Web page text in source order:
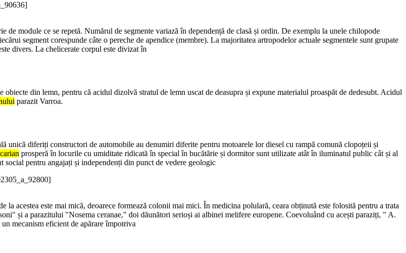
de module ce se repetă. Numărul de segmente variază în dependență de clasă și ordin. De exemplu la unele chilopode
segment corespunde câte o pereche de apendice (membre). La majoritatea artropodelor actuale segmentele sunt grupate
divers. La chelicerate corpul este divizat în
din lemn, pentru că acidul dizolvă stratul de lemn uscat de deasupra și expune materialul proaspăt de dedesubt. Acidul
parazit Varroa.
unică diferiți constructori de automobile au denumiri diferite pentru motoarele lor diesel cu rampă comună clopoțeii și
prosperă în locurile cu umiditate ridicată în special în bucătărie și dormitor sunt utilizate atât în iluminatul public cât și al
social pentru angajați și independenți din punct de vedere geologic
la acestea este mai mică, deoarece formează colonii mai mici. În medicina polulară, ceara obținută este folosită pentru a trata
și a parazitului "Nosema ceranae," doi dăunători serioși ai albinei melifere europene. Coevoluând cu acești paraziți, " A.
mecanism eficient de apărare împotriva